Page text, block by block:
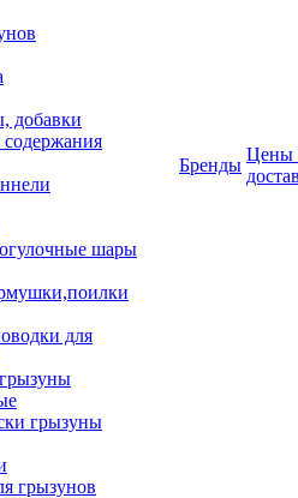
добавки
содержания
шары
для
грызуны
грызунов
Бренды
Цены